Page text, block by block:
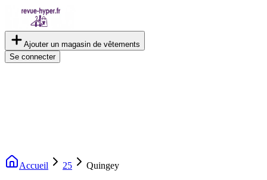
Ajouter un magasin de vêtements
Se connecter
Accueil 25 Quingey